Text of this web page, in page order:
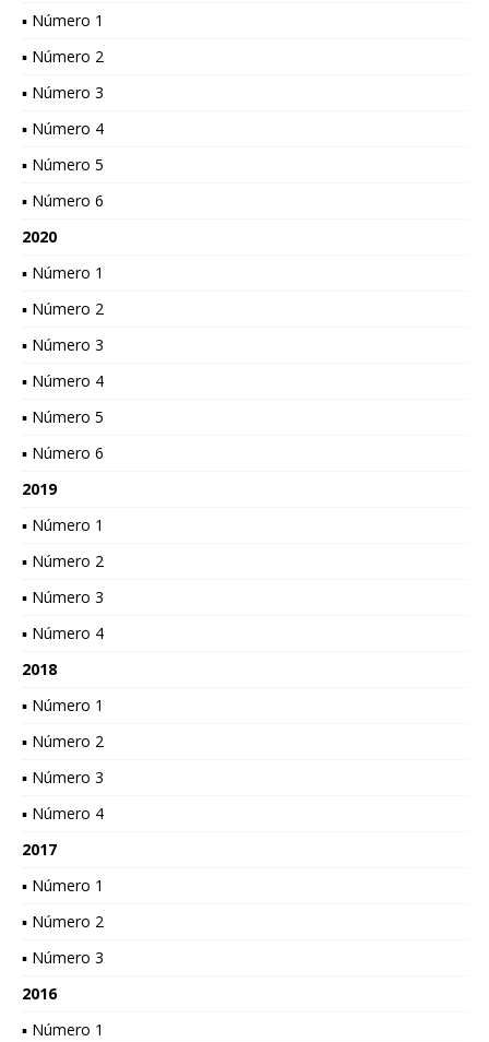
▪ Número 1
▪ Número 2
▪ Número 3
▪ Número 4
▪ Número 5
▪ Número 6
2020
▪ Número 1
▪ Número 2
▪ Número 3
▪ Número 4
▪ Número 5
▪ Número 6
2019
▪ Número 1
▪ Número 2
▪ Número 3
▪ Número 4
2018
▪ Número 1
▪ Número 2
▪ Número 3
▪ Número 4
2017
▪ Número 1
▪ Número 2
▪ Número 3
2016
▪ Número 1